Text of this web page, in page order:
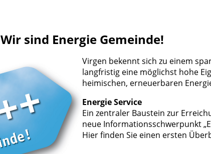
Wir sind Energie Gemeinde!
Virgen bekennt sich zu einem
langfristig eine möglichst hohe
heimischen, erneuerbaren
Energie Service
Ein zentraler Baustein zur
neue Informationsschwerpunkt
Hier finden Sie einen ersten